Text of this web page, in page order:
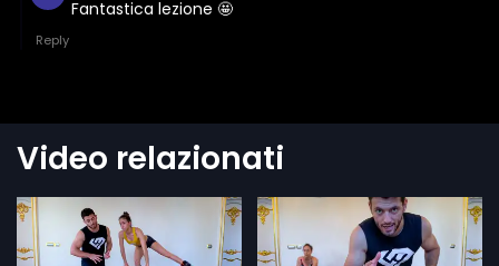
Video relazionati